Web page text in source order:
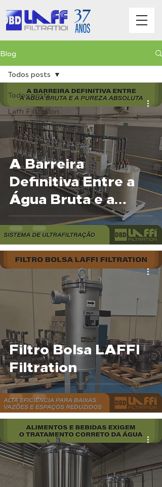
Blog
Todos posts
Laffi Filtration
Todos posts
A Barreira
Definitiva Entre a
Água Bruta e a
Pureza Absoluta
Filtro Bolsa LAFFI
Filtration